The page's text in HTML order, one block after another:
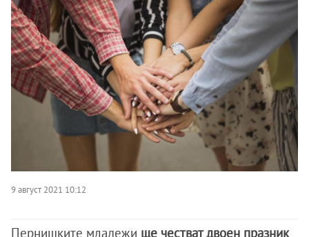
9 август 2021 10:12
Пернишките младежи ще честват двоен празник